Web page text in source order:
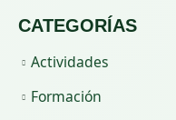
CATEGORÍAS
Actividades
Formación